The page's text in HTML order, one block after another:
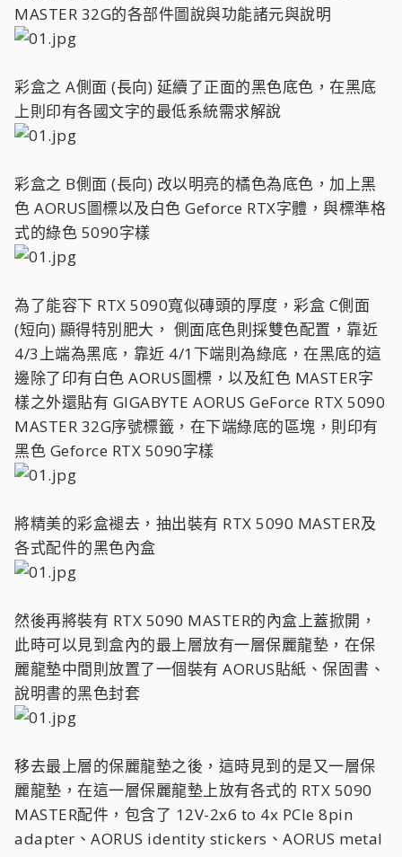
MASTER 32G的各部件圖說與功能諸元與說明
彩盒之 A側面 (長向) 延續了正面的黑色底色，在黑底
上則印有各國文字的最低系統需求解說
彩盒之 B側面 (長向) 改以明亮的橘色為底色，加上黑
色 AORUS圖標以及白色 Geforce RTX字體，與標準格
式的綠色 5090字樣
為了能容下 RTX 5090寬似磚頭的厚度，彩盒 C側面
(短向) 顯得特別肥大， 側面底色則採雙色配置，靠近
4/3上端為黑底，靠近 4/1下端則為綠底，在黑底的這
邊除了印有白色 AORUS圖標，以及紅色 MASTER字
樣之外還貼有 GIGABYTE AORUS GeForce RTX 5090
MASTER 32G序號標籤，在下端綠底的區塊，則印有
黑色 Geforce RTX 5090字樣
將精美的彩盒褪去，抽出裝有 RTX 5090 MASTER及
各式配件的黑色內盒
然後再將裝有 RTX 5090 MASTER的內盒上蓋掀開，
此時可以見到盒內的最上層放有一層保麗龍墊，在保
麗龍墊中間則放置了一個裝有 AORUS貼紙、保固書、
說明書的黑色封套
移去最上層的保麗龍墊之後，這時見到的是又一層保
麗龍墊，在這一層保麗龍墊上放有各式的 RTX 5090
MASTER配件，包含了 12V-2x6 to 4x PCIe 8pin
adapter、AORUS identity stickers、AORUS metal